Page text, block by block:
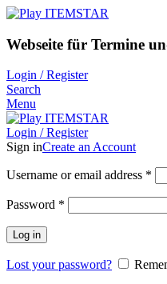
Webseite für Termine
Login / Register
Search
Menu
Login / Register
Sign inCreate an Account
Username or email address *
Password *
Log in
Lost your password?